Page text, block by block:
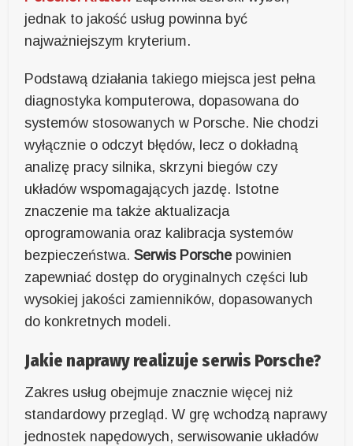
jednak to jakość usług powinna być
najważniejszym kryterium.
Podstawą działania takiego miejsca jest pełna
diagnostyka komputerowa, dopasowana do
systemów stosowanych w Porsche. Nie chodzi
wyłącznie o odczyt błędów, lecz o dokładną
analizę pracy silnika, skrzyni biegów czy
układów wspomagających jazdę. Istotne
znaczenie ma także aktualizacja
oprogramowania oraz kalibracja systemów
bezpieczeństwa.Serwis Porschepowinien
zapewniać dostęp do oryginalnych części lub
wysokiej jakości zamienników, dopasowanych
do konkretnych modeli.
Jakie naprawy realizuje serwis Porsche?
Zakres usług obejmuje znacznie więcej niż
standardowy przegląd. W grę wchodzą naprawy
jednostek napędowych, serwisowanie układów